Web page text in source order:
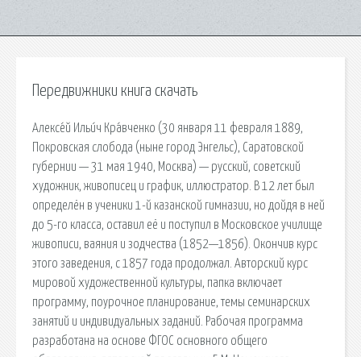
Передвижники книга скачать
Алексе́й Ильи́ч Кра́вченко (30 января 11 февраля 1889,
Покровская слобода (ныне город Энгельс), Саратовской
губернии — 31 мая 1940, Москва) — русский, советский
художник, живописец и график, иллюстратор. В 12 лет был
определён в ученики 1-й казанской гимназии, но дойдя в ней
до 5-го класса, оставил её и поступил в Московское училище
живописи, ваяния и зодчества (1852—1856). Окончив курс
этого заведения, с 1857 года продолжал. Авторский курс
мировой художественной культуры, папка включает
программу, поурочное планирование, темы семинарских
занятий и индивидуальных заданий. Рабочая программа
разработана на основе ФГОС основного общего